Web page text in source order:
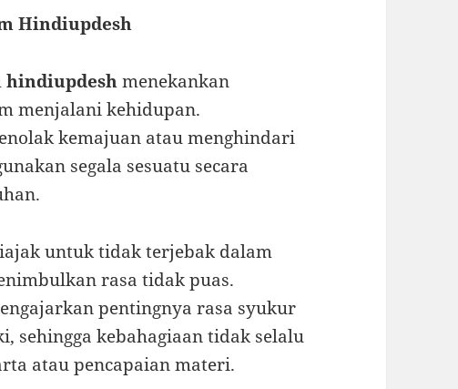
Hindiupdesh
hindiupdeshmenekankan
menjalani kehidupan.
kemajuan atau menghindari
segala sesuatu secara
untuk tidak terjebak dalam
rasa tidak puas.
pentingnya rasa syukur
sehingga kebahagiaan tidak selalu
atau pencapaian materi.